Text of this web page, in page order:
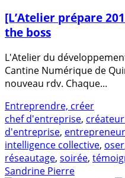
[L’Atelier prépare
the boss
L'Atelier du
Cantine Numérique de
nouveau rdv. Chaque...
Entreprendre, créer
chef d'entreprise,
d'entreprise, entrepreneur
intelligence collective, oser
réseautage, soirée,
Sandrine Pierre